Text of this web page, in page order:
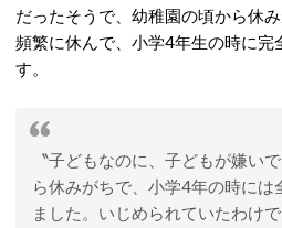
だったそうで、幼稚園の頃から休
頻繁に休んで、小学4年生の時に完
す。
〝子どもなのに、子どもが嫌い
ら休みがちで、小学4年の時には
ました。いじめられていたわけ